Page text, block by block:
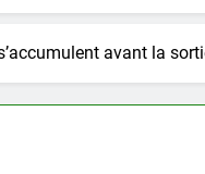
avant la